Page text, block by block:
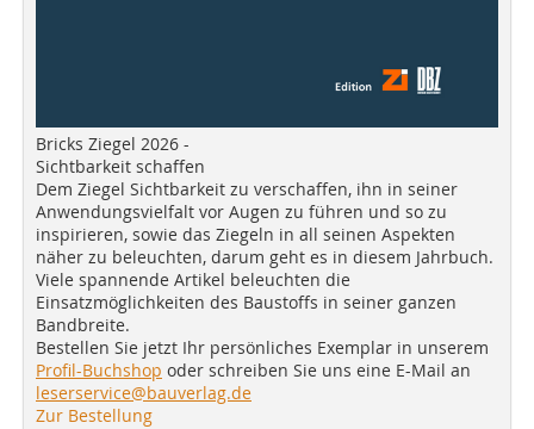
Bricks Ziegel 2026 -
Sichtbarkeit schaffen
Dem Ziegel Sichtbarkeit zu verschaffen, ihn in seiner
Anwendungsvielfalt vor Augen zu führen und so zu
inspirieren, sowie das Ziegeln in all seinen Aspekten
näher zu beleuchten, darum geht es in diesem Jahrbuch.
Viele spannende Artikel beleuchten die
Einsatzmöglichkeiten des Baustoffs in seiner ganzen
Bandbreite.
Bestellen Sie jetzt Ihr persönliches Exemplar in unserem
Profil-Buchshop oder schreiben Sie uns eine E-Mail an
leserservice@bauverlag.de
Zur Bestellung